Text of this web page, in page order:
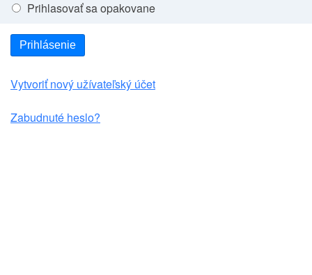
Prihlasovať sa opakovane
Prihlásenie
Vytvoriť nový užívateľský účet
Zabudnuté heslo?